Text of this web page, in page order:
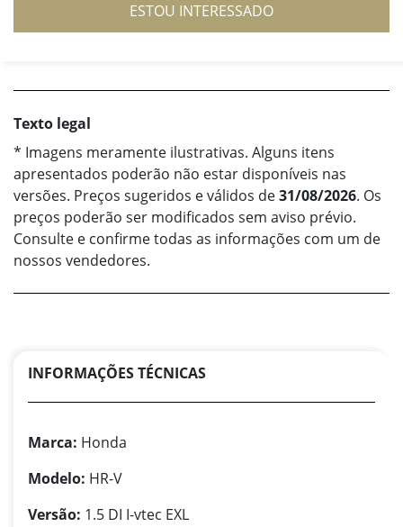
ESTOU INTERESSADO
Texto legal
* Imagens meramente ilustrativas. Alguns itens
apresentados poderão não estar disponíveis nas
versões. Preços sugeridos e válidos de31/08/2026. Os
preços poderão ser modificados sem aviso prévio.
Consulte e confirme todas as informações com um de
nossos vendedores.
INFORMAÇÕES TÉCNICAS
Marca: Honda
Modelo: HR-V
Versão: 1.5 DI I-vtec EXL